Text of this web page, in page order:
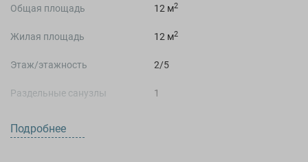
Общая площадь 12 м2
Жилая площадь 12 м2
Этаж/этажность 2/5
Раздельные санузлы 1
Подробнее